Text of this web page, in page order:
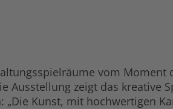
vom Moment
Ausstellung zeigt das kreative
Kunst, mit hochwertigen